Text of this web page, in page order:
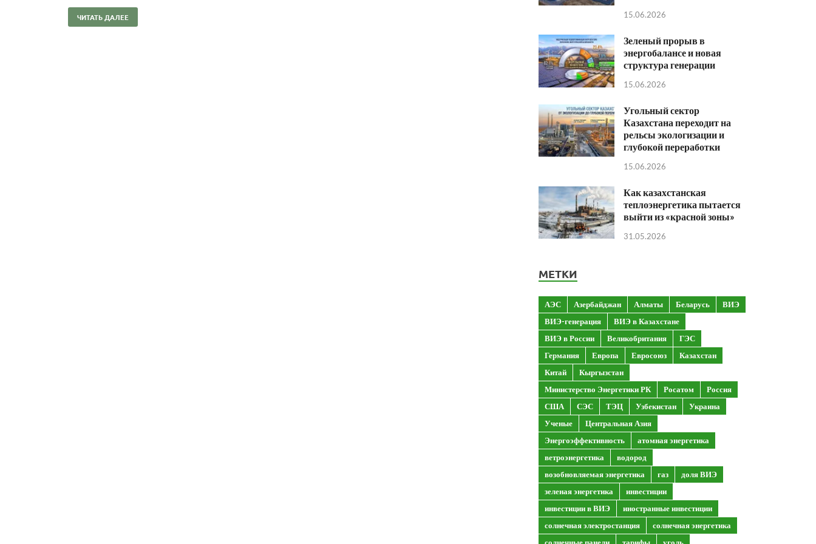
ЧИТАТЬ ДАЛЕЕ 15.06.2026
Зеленый прорыв в
энергобалансе и новая
структура генерации
15.06.2026
Угольный сектор
Казахстана переходит на
рельсы экологизации и
глубокой переработки
15.06.2026
Как казахстанская
теплоэнергетика пытается
выйти из «красной зоны»
31.05.2026
МЕТКИ
АЭС Азербайджан Алматы Беларусь
ВИЭ
ВИЭ-генерация
ВИЭ в Казахстане
ВИЭ в России
Великобритания
ГЭС
Германия
Европа Евросоюз
Казахстан
Китай
Кыргызстан
Министерство Энергетики РК
Росатом
Россия
США
СЭС ТЭЦ Узбекистан
Украина
Ученые
Центральная Азия
Энергоэффективность
атомная энергетика
ветроэнергетика
водород
возобновляемая энергетика
газ
доля ВИЭ
зеленая энергетика
инвестиции
инвестиции в ВИЭ
иностранные инвестиции
солнечная электростанция
солнечная энергетика
солнечные панели
тарифы уголь